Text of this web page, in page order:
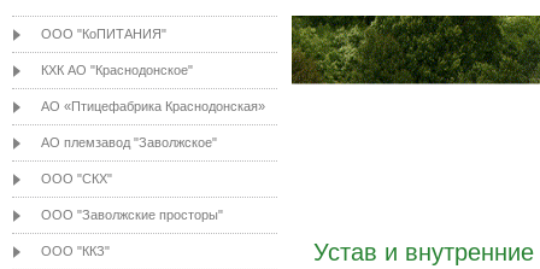
ООО "КоПИТАНИЯ"
КХК АО "Краснодонское"
АО «Птицефабрика Краснодонская»
АО племзавод "Заволжское"
ООО "СКХ"
ООО "Заволжские просторы"
ООО "ККЗ" Устав и